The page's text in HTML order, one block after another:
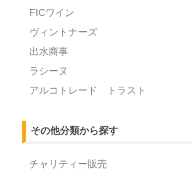
FICワイン
ヴィントナーズ
出水商事
ラシーヌ
アルコトレード トラスト
その他分類から探す
チャリティー販売